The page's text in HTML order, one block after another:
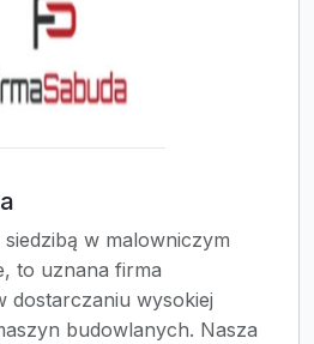
siedzibą w malowniczym
to uznana firma
dostarczaniu wysokiej
budowlanych. Nasza